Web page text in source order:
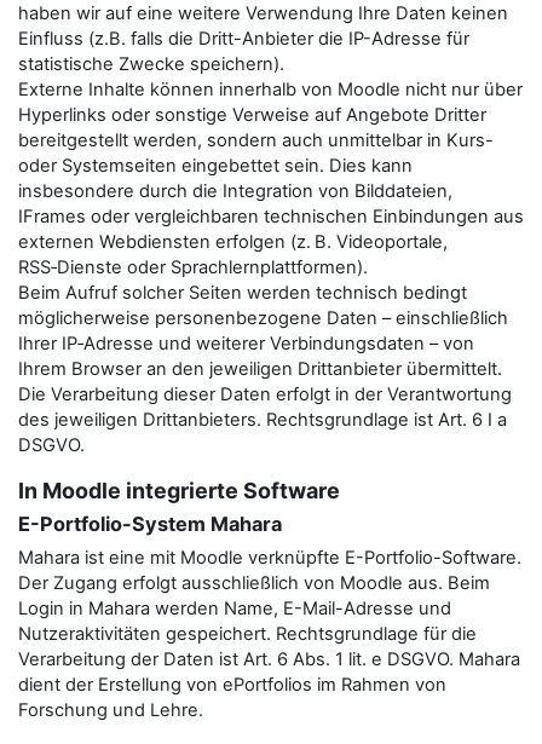
haben wir auf eine weitere Verwendung Ihre Daten keinen
Einfluss (z.B. falls die Dritt-Anbieter die IP-Adresse für
statistische Zwecke speichern).
Externe Inhalte können innerhalb von Moodle nicht nur über
Hyperlinks oder sonstige Verweise auf Angebote Dritter
bereitgestellt werden, sondern auch unmittelbar in Kurs-
oder Systemseiten eingebettet sein. Dies kann
insbesondere durch die Integration von Bilddateien,
IFrames oder vergleichbaren technischen Einbindungen aus
externen Webdiensten erfolgen (z. B. Videoportale,
RSS‑Dienste oder Sprachlernplattformen).
Beim Aufruf solcher Seiten werden technisch bedingt
möglicherweise personenbezogene Daten – einschließlich
Ihrer IP‑Adresse und weiterer Verbindungsdaten – von
Ihrem Browser an den jeweiligen Drittanbieter übermittelt.
Die Verarbeitung dieser Daten erfolgt in der Verantwortung
des jeweiligen Drittanbieters. Rechtsgrundlage ist Art. 6 I a
DSGVO.
In Moodle integrierte Software
E-Portfolio-System Mahara
Mahara ist eine mit Moodle verknüpfte E-Portfolio-Software.
Der Zugang erfolgt ausschließlich von Moodle aus. Beim
Login in Mahara werden Name, E-Mail-Adresse und
Nutzeraktivitäten gespeichert. Rechtsgrundlage für die
Verarbeitung der Daten ist Art. 6 Abs. 1 lit. e DSGVO. Mahara
dient der Erstellung von ePortfolios im Rahmen von
Forschung und Lehre.